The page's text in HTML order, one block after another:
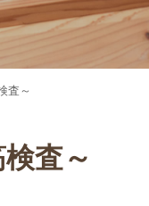
査～
査～